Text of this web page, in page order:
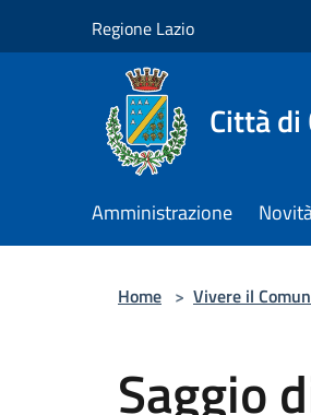
Regione Lazio
Città di
Amministrazione
Home > Vivere il
Saggio